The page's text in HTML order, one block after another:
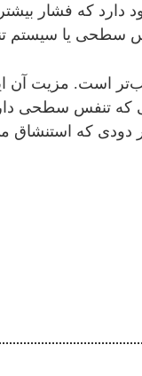
دارد که فشار
است. مزیت آن
که تنفس سطحی
که استنشاق